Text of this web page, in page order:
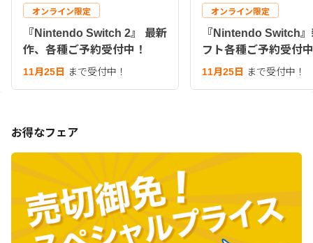
オンライン限定
『Nintendo Switch 2』 最新
作、各種ご予約受付中！
11月25日 まで受付中！
オンライン限定
『Nintendo Switch
フト各種ご予約受付
11月25日 まで受付中！
お得なフェア